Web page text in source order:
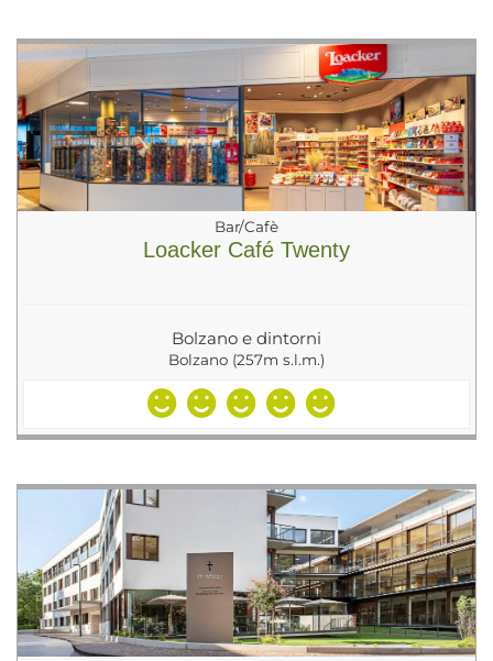
Bar/Cafè
Loacker Café Twenty
Bolzano e dintorni
Bolzano (257m s.l.m.)